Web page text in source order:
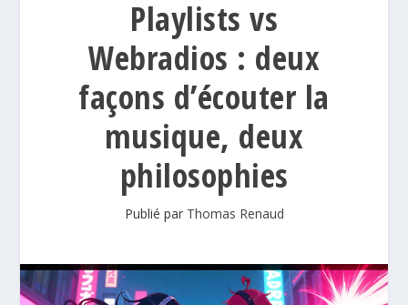
Playlists vs
Webradios : deux
façons d’écouter la
musique, deux
philosophies
Publié par Thomas Renaud